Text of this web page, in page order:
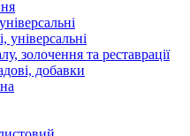
універсальні
золочення та реставрації
добавки